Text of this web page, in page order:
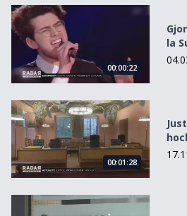
Gjon&#039;s Tears
00:00:22
la
Justice, Archéologie et hockey
00:01:28
L&#039;HFR Tavel va mieux